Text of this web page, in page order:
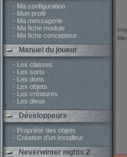
- Ma configuration
- Mon profil
- Ma messagerie
- Ma fiche module
- Ma fiche concepteur
Manuel du joueur
- Les classes
- Les sorts
- Les dons
- Les objets
- Les créatures
- Les dieux
Développeurs
- Propriété des objets
- Création d'un installeur
Neverwinter nights 2